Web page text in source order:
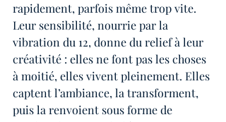
rapidement, parfois même trop vite.
Leur sensibilité, nourrie par la
vibration du 12, donne du relief à leur
créativité : elles ne font pas les choses
à moitié, elles vivent pleinement. Elles
captent l’ambiance, la transforment,
puis la renvoient sous forme de